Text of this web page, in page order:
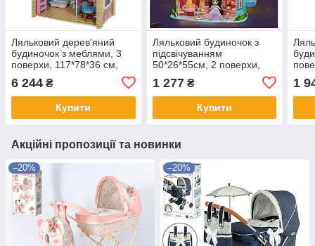
Ляльковий дерев'яний
будиночок з меблями, 3
поверхи, 117*78*36 см,
6 244 ₴
Купити
Ляльковий будиночок з
підсвічуванням
50*26*55см, 2 поверхи,
1 277₴
Купити
1
Акційні пропозиції та новинки
–20% –20%